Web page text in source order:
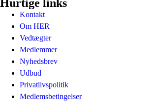
Hurtige links
Kontakt
Om HER
Vedtægter
Medlemmer
Nyhedsbrev
Udbud
Privatlivspolitik
Medlemsbetingelser